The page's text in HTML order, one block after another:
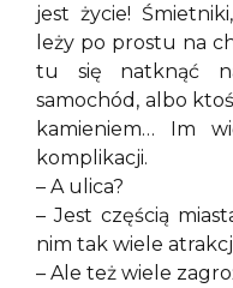
jest życie!
leży po prostu na
tu się natknąć
samochód, albo
kamieniem… Im
komplikacji.
– A ulica?
– Jest częścią
nim tak wiele
– Ale też wiele